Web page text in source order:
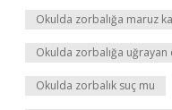
Okulda zorbalığa maruz
Okulda zorbalığa uğrayan
Okulda zorbalık suç mu